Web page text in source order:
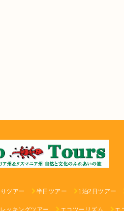
ツアー 半日ツアー 1泊2日ツアー
ッキングツアー エコツーリズム エ